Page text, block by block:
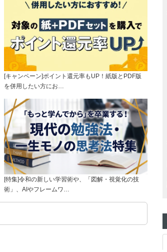
[キャンペーン]ポイント還元率もUP！紙版とPDF版
を併用したい方にお…
[特集]令和の新しい学習術や、「図解・視覚化の技
術」、AIやフレームワ…